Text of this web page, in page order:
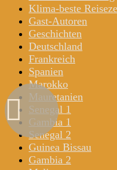
Klima-beste
Gast-Autoren
Geschichten
Deutschland
Frankreich
Spanien
Marokko
Mauretanien
Senegal 1
Gambia 1
Senegal 2
Guinea Bissau
Gambia 2